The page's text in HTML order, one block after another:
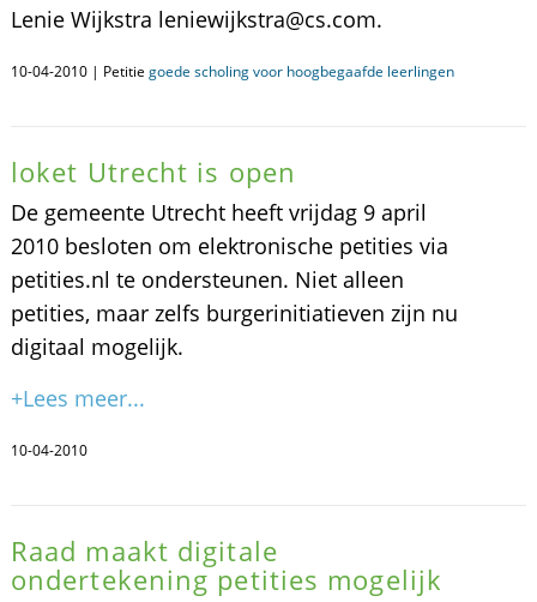
Lenie Wijkstra leniewijkstra@cs.com.
10-04-2010 | Petitie goede scholing voor hoogbegaafde leerlingen
loket Utrecht is open
De gemeente Utrecht heeft vrijdag 9 april
2010 besloten om elektronische petities via
petities.nl te ondersteunen. Niet alleen
petities, maar zelfs burgerinitiatieven zijn nu
digitaal mogelijk.
+Lees meer...
10-04-2010
Raad maakt digitale
ondertekening petities mogelijk